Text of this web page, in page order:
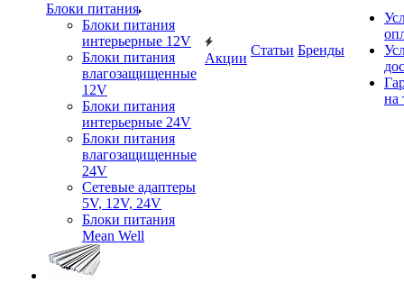
Блоки питания
Блоки питания
интерьерные 12V
Блоки питания
влагозащищенные
12V
Блоки питания
интерьерные 24V
Блоки питания
влагозащищенные
24V
Сетевые адаптеры
5V, 12V, 24V
Блоки питания
Mean Well
Акции
Статьи Бренды
на